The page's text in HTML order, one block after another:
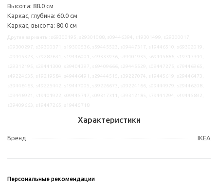
Высота: 88.0 см
Каркас, глубина: 60.0 см
Каркас, высота: 80.0 см
Характеристики
Бренд IKEA
Персональные рекомендации